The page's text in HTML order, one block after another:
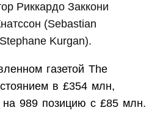
Риккардо Заккони
(Sebastian
Kurgan).
газетой The
в £354 млн,
989 позицию с £85 млн.